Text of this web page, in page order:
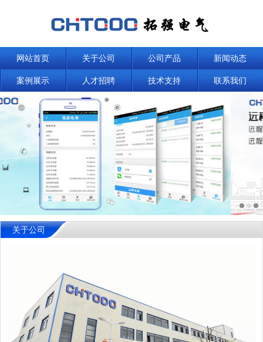
网站首页 关于公司 公司产品 新闻动态
案例展示 人才招聘 技术支持 联系我们
关于公司